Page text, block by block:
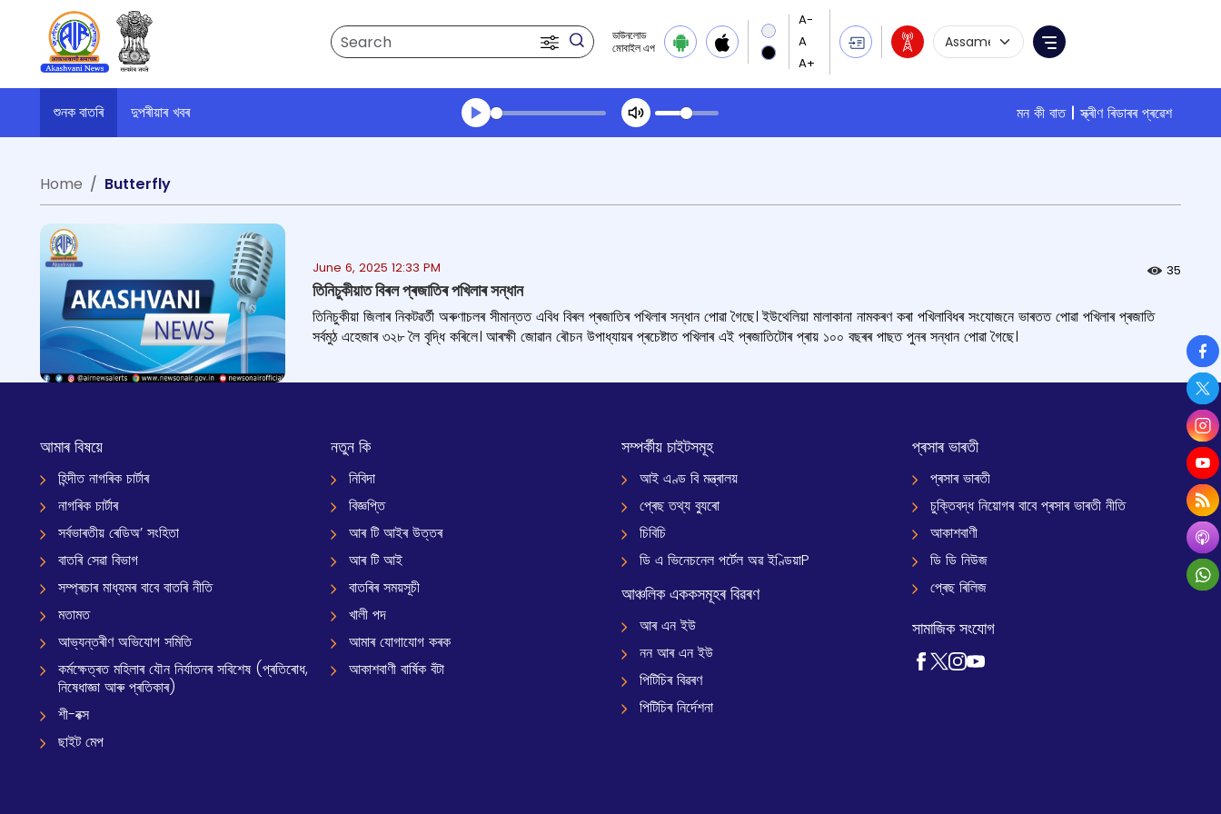
Search
ডাউনলোড
মোবাইল এপ
Language Selection
Menu
শুনক বাতৰি দুপৰীয়াৰ খবৰ মন কী বাত
স্ক্ৰীণ ৰিডাৰৰ প্ৰৱেশ
Transcript summary
Home
Butterfly
June 6, 2025 12:33 PM 35
তিনিচুকীয়াত বিৰল প্ৰজাতিৰ পখিলাৰ সন্ধান
তিনিচুকীয়া জিলাৰ নিকটৱৰ্তী অৰুণাচলৰ সীমান্তত এবিধ বিৰল প্ৰজাতিৰ পখিলাৰ সন্ধান পোৱা গৈছে। ইউথেলিয়া মালাকানা নামকৰণ কৰা পখিলাবিধৰ সংযোজনে ভাৰতত পোৱা পখিলাৰ প্ৰজাতি
সৰ্বমুঠ এহেজাৰ ৩২৮ লৈ বৃদ্ধি কৰিলে। আৰক্ষী জোৱান ৰৌচন উপাধ্যায়ৰ প্ৰচেষ্টাত পখিলাৰ এই প্ৰজাতিটোৰ প্ৰায় ১০০ বছৰৰ পাছত পুনৰ সন্ধান পোৱা গৈছে।
আমাৰ বিষয়ে
হিন্দীত নাগৰিক চাৰ্টাৰ
নাগৰিক চাৰ্টাৰ
সৰ্বভাৰতীয় ৰেডিঅ’ সংহিতা
বাতৰি সেৱা বিভাগ
সম্প্ৰচাৰ মাধ্যমৰ বাবে বাতৰি নীতি
মতামত
আভ্যন্তৰীণ অভিযোগ সমিতি
কৰ্মক্ষেত্ৰত মহিলাৰ যৌন নিৰ্যাতনৰ সবিশেষ (প্ৰতিৰোধ,
নিষেধাজ্ঞা আৰু প্ৰতিকাৰ)
শী-বক্স
ছাইট মেপ
নতুন কি
নিবিদা
বিজ্ঞপ্তি
আৰ টি আইৰ উত্তৰ
আৰ টি আই
বাতৰিৰ সময়সূচী
খালী পদ
আমাৰ যোগাযোগ কৰক
আকাশবাণী বাৰ্ষিক বঁটা
সম্পৰ্কীয় চাইটসমূহ
আই এণ্ড বি মন্ত্ৰালয়
প্ৰেছ তথ্য ব্যুৰো
চিবিচি
ডি এ ভিনেচনেল পৰ্টেল অৱ ইণ্ডিয়াP
আঞ্চলিক এককসমূহৰ বিৱৰণ
আৰ এন ইউ
নন আৰ এন ইউ
পিটিচিৰ বিৱৰণ
পিটিচিৰ নিৰ্দেশনা
প্ৰসাৰ ভাৰতী
প্ৰসাৰ ভাৰতী
চুক্তিবদ্ধ নিয়োগৰ বাবে প্ৰসাৰ ভাৰতী নীতি
আকাশবাণী
ডি ডি নিউজ
প্ৰেছ ৰিলিজ
সামাজিক সংযোগ